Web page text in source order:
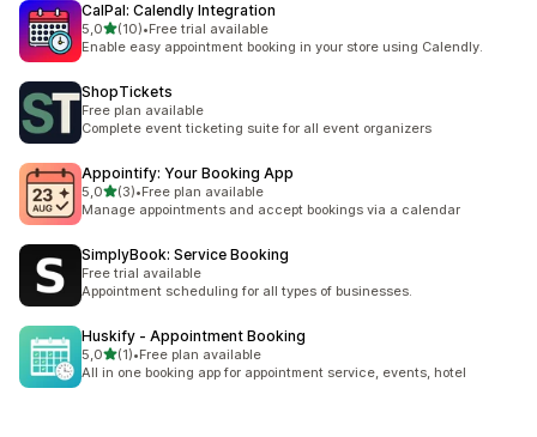
CalPal: Calendly Integration
5,05 yıldız üzerinden
(10)
toplam 10 değerlendirme
•Free trial available
Enable easy appointment booking in your store using Calendly.
ShopTickets
Free plan available
Complete event ticketing suite for all event organizers
Appointify: Your Booking App
5,05 yıldız üzerinden
(3)
toplam 3 değerlendirme
•Free plan available
Manage appointments and accept bookings via a calendar
SimplyBook: Service Booking
Free trial available
Appointment scheduling for all types of businesses.
Huskify ‑ Appointment Booking
5,05 yıldız üzerinden
(1)
toplam 1 değerlendirme
•Free plan available
All in one booking app for appointment service, events, hotel